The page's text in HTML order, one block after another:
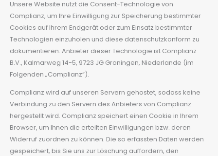
Unsere Website nutzt die Consent-Technologie von
Complianz, um Ihre Einwilligung zur Speicherung bestimmter
Cookies auf Ihrem Endgerät oder zum Einsatz bestimmter
Technologien einzuholen und diese datenschutzkonform zu
dokumentieren. Anbieter dieser Technologie ist Complianz
B.V., Kalmarweg 14-5, 9723 JG Groningen, Niederlande (im
Folgenden „Complianz“).
Complianz wird auf unseren Servern gehostet, sodass keine
Verbindung zu den Servern des Anbieters von Complianz
hergestellt wird. Complianz speichert einen Cookie in Ihrem
Browser, um Ihnen die erteilten Einwilligungen bzw. deren
Widerruf zuordnen zu können. Die so erfassten Daten werden
gespeichert, bis Sie uns zur Löschung auffordern, den